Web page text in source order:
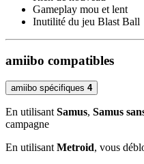
Gameplay mou et lent
Inutilité du jeu Blast Ball
amiibo compatibles
amiibo spécifiques 4
En utilisantSamus, Samus
campagne
En utilisantMetroid, vous